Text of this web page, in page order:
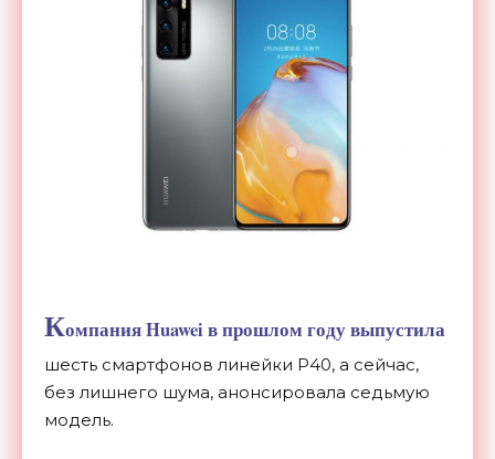
Компания Huawei в прошлом году выпустила
шесть смартфонов линейки P40, а сейчас,
без лишнего шума, анонсировала седьмую
модель.